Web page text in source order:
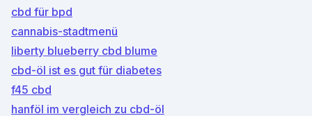
cbd für bpd
cannabis-stadtmenü
liberty blueberry cbd blume
cbd-öl ist es gut für diabetes
f45 cbd
hanföl im vergleich zu cbd-öl